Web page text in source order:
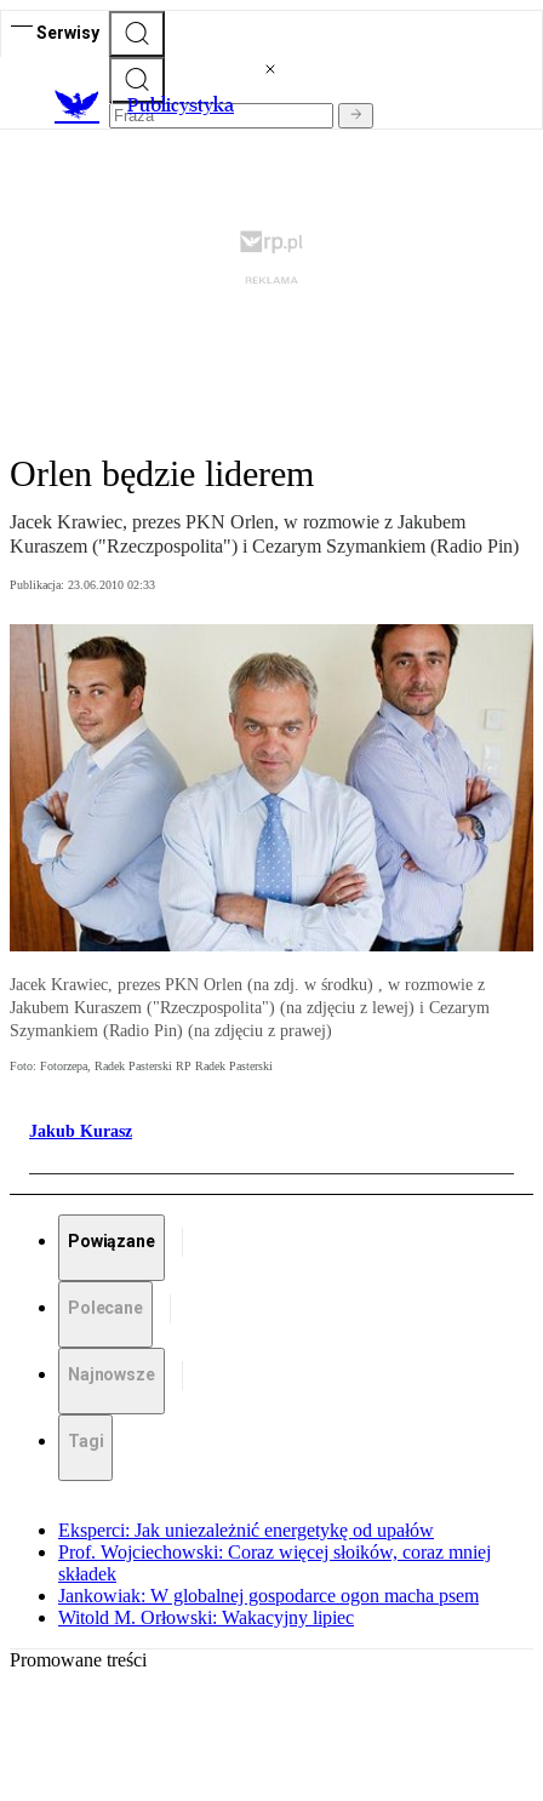
Serwisy
Publicystyka
Orlen będzie liderem
Jacek Krawiec, prezes PKN Orlen, w rozmowie z Jakubem
Kuraszem ("Rzeczpospolita") i Cezarym Szymankiem (Radio Pin)
Publikacja: 23.06.2010 02:33
Jacek Krawiec, prezes PKN Orlen (na zdj. w środku) , w rozmowie z
Jakubem Kuraszem ("Rzeczpospolita") (na zdjęciu z lewej) i Cezarym
Szymankiem (Radio Pin) (na zdjęciu z prawej)
Foto: Fotorzepa, Radek Pasterski RP Radek Pasterski
Jakub Kurasz
Powiązane
Polecane
Najnowsze
Tagi
Eksperci: Jak uniezależnić energetykę od upałów
Prof. Wojciechowski: Coraz więcej słoików, coraz mniej
składek
Jankowiak: W globalnej gospodarce ogon macha psem
Witold M. Orłowski: Wakacyjny lipiec
Promowane treści